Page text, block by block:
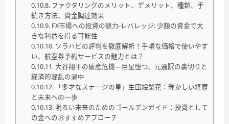
ファクタリングのメリット、デメリット、種類、手
続き方法、資金調達効果
FX市場への投資の魅力-レバレッジ: 少額の資金で大
きな利益を得る可能性
ソラハピの評判を徹底解析！手頃な価格で使いやす
い、航空券予約サービスの魅力とは？
大谷翔平の破産危機―巨星堕つ、元通訳の裏切りと
経済的混乱の渦中
「多才なステージの星」生田絵梨花：輝かしい経歴
と未来への一歩
明るい未来のためのゴールデンガイド：投資として
の金へのおすすめアプローチ